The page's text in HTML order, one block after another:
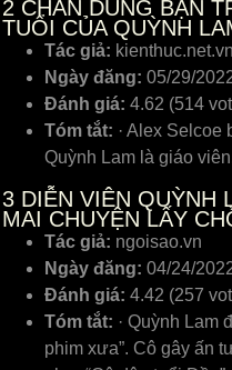
2 CHÂN DUNG BẠN
TUỔI CỦA QUỲNH
Tác giả: kienthuc.net.vn
Ngày đăng: 05/29/
Đánh giá: 4.62 (514
Tóm tắt: · Alex Selcoe
Quỳnh Lam là giáo
3 DIỄN VIÊN QUỲNH
MAI CHUYỆN LẤY
Tác giả: ngoisao.vn
Ngày đăng: 04/24/
Đánh giá: 4.42 (257
Tóm tắt: · Quỳnh Lam
phim xưa”. Cô gây ấn